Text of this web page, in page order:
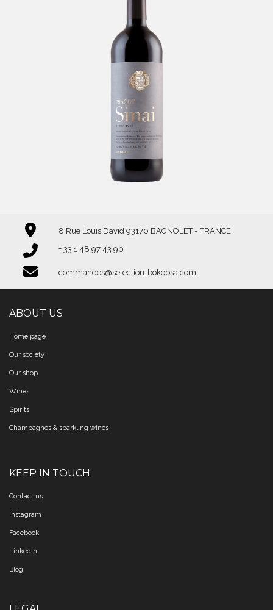
Psâgot Sinai
Psagot
8 Rue Louis David 93170 BAGNOLET - FRANCE
+ 33 1 48 97 43 90
commandes@selection-bokobsa.com
ABOUT US
Home page
Our society
Our shop
Wines
Spirits
Champagnes & sparkling wines
KEEP IN TOUCH
Contact us
Instagram
Facebook
LinkedIn
Blog